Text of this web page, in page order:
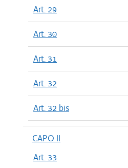
Art. 29
Art. 30
Art. 31
Art. 32
Art. 32 bis
CAPO II
Art. 33